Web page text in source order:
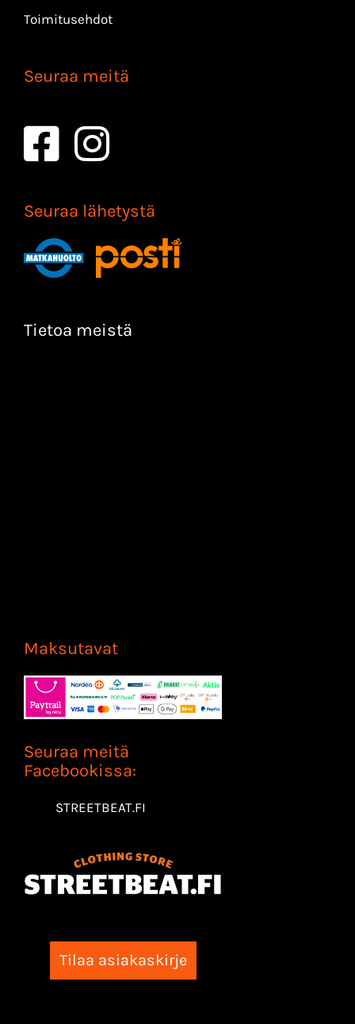
Toimitusehdot
Seuraa meitä
Seuraa lähetystä
Tietoa meistä
Maksutavat
Seuraa meitä
Facebookissa:
STREETBEAT.FI